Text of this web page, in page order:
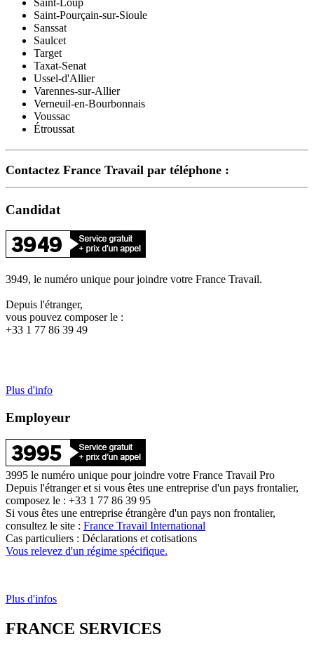
Saint-Loup
Saint-Pourçain-sur-Sioule
Sanssat
Saulcet
Target
Taxat-Senat
Ussel-d'Allier
Varennes-sur-Allier
Verneuil-en-Bourbonnais
Voussac
Étroussat
Contactez France Travail par téléphone :
Candidat
3949, le numéro unique pour joindre votre France Travail.
Depuis l'étranger,
vous pouvez composer le :
+33 1 77 86 39 49
Plus d'info
Employeur
3995 le numéro unique pour joindre votre France Travail Pro
Depuis l'étranger et si vous êtes une entreprise d'un pays frontalier,
composez le : +33 1 77 86 39 95
Si vous êtes une entreprise étrangère d'un pays non frontalier,
consultez le site : France Travail International
Cas particuliers : Déclarations et cotisations
Vous relevez d'un régime spécifique.
Plus d'infos
FRANCE SERVICES